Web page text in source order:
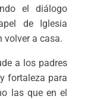
el diálogo
de Iglesia
volver a casa.
a los padres
fortaleza para
las que en el